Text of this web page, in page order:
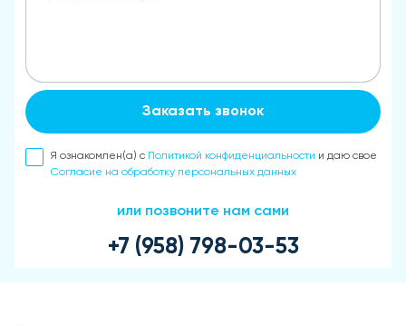
Заказать звонок
Я ознакомлен(а) с Политикой конфиденциальности и даю свое
Согласие на обработку персональных данных
или позвоните нам сами
+7 (958) 798-03-53